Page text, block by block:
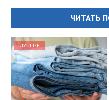
ЧИТАТЬ
ЛУЧШЕЕ